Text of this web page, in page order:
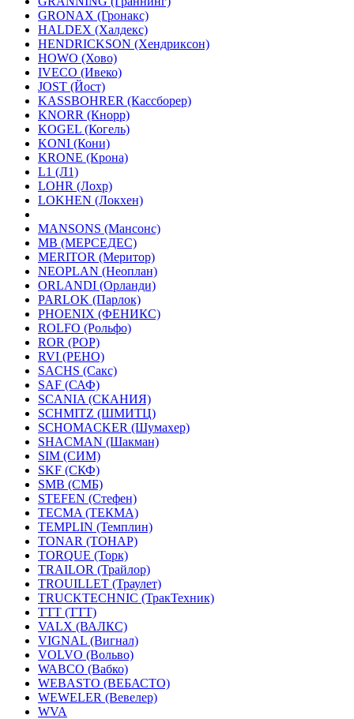
GRONAX (Гронакс)
HALDEX (Халдекс)
HENDRICKSON (Хендриксон)
HOWO (Хово)
IVECO (Ивеко)
JOST (Йост)
KASSBOHRER (Касcборер)
KNORR (Кнорр)
KOGEL (Когель)
KONI (Кони)
KRONE (Крона)
L1 (Л1)
LOHR (Лохр)
LOKHEN (Локхен)
MANSONS (Мансонс)
MB (МЕРСЕДЕС)
MERITOR (Меритор)
NEOPLAN (Неоплан)
ORLANDI (Орланди)
PARLOK (Парлок)
PHOENIX (ФЕНИКС)
ROLFO (Рольфо)
ROR (РОР)
RVI (РЕНО)
SACHS (Сакс)
SAF (САФ)
SCANIA (СКАНИЯ)
SCHMITZ (ШМИТЦ)
SCHOMACKER (Шумахер)
SHACMAN (Шакман)
SIM (СИМ)
SKF (СКФ)
SMB (СМБ)
STEFEN (Стефен)
TECMA (ТЕКМА)
TEMPLIN (Темплин)
TONAR (ТОНАР)
TORQUE (Торк)
TRAILOR (Трайлор)
TROUILLET (Траулет)
TRUCKTECHNIC (ТракТехник)
TTT (ТТТ)
VALX (ВАЛКС)
VIGNAL (Вигнал)
VOLVO (Вольво)
WABCO (Вабко)
WEBASTO (ВЕБАСТО)
WEWELER (Вевелер)
WVA